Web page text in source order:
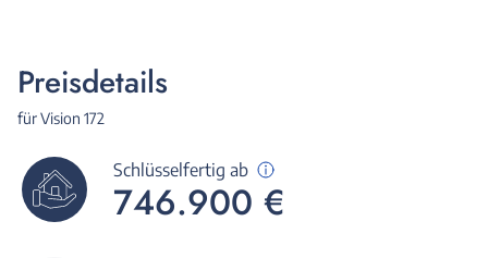
Preisdetails
für Vision 172
Schlüsselfertig ab
746.900 €